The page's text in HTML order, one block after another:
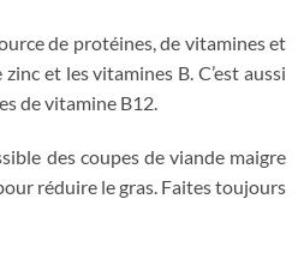
de protéines, de vitamines et
et les vitamines B. C’est aussi
de vitamine B12.
des coupes de viande maigre
réduire le gras. Faites toujours